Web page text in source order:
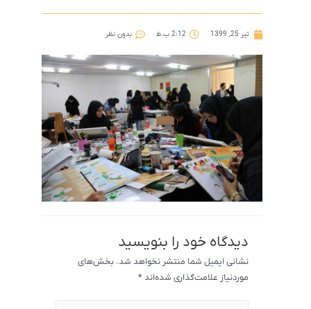
تیر 25, 1399 2:12 ب.ظ بدون نظر
دیدگاه‌ خود را بنویسید
نشانی ایمیل شما منتشر نخواهد شد. بخش‌های
موردنیاز علامت‌گذاری شده‌اند *